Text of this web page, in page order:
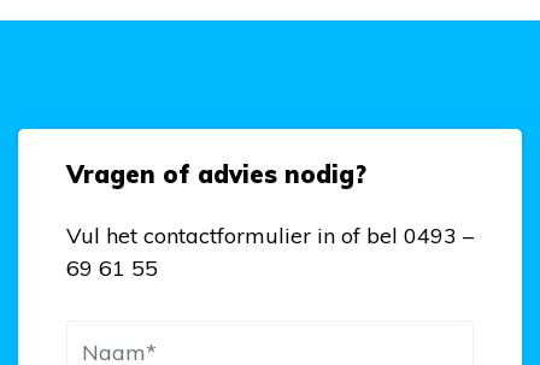
Vragen of advies nodig?
Vul het contactformulier in of bel 0493 –
69 61 55